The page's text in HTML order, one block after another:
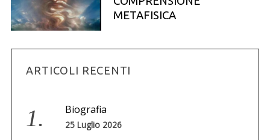
r
:
METAFISICA
ARTICOLI RECENTI
Biografia
25 Luglio 2026